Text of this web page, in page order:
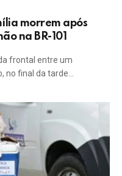
morrem após
na BR-101
frontal entre um
no final da tarde…